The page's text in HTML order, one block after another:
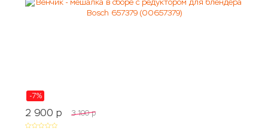
-7%
2 900 p 3 100 p